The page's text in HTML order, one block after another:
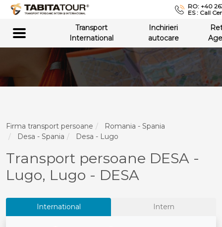
RO: +40
ES : Call
Transport
International
Inchirieri
autocare
Firma transport persoane
Romania - Spania
Desa - Spania
Desa - Lugo
Transport persoane DESA -
Lugo, Lugo - DESA
International Intern